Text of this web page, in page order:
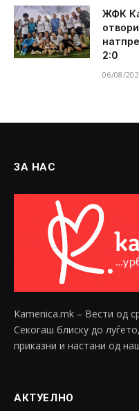
ЖФК
2:0
06/08/
ЗА НАС
Kamenica.mk – Вести од
Секогаш блиску до
приказни и настани од
АКТУЕЛНО